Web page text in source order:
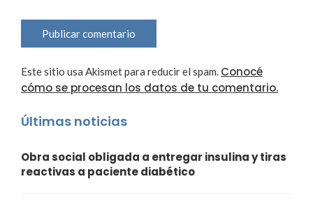
Este sitio usa Akismet para reducir el spam. Conocé
cómo se procesan los datos de tu comentario.
Últimas noticias
Obra social obligada a entregar insulina y tiras
reactivas a paciente diabético